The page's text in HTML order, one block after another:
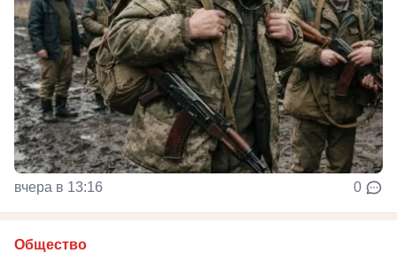
вчера в 13:16 0
Общество